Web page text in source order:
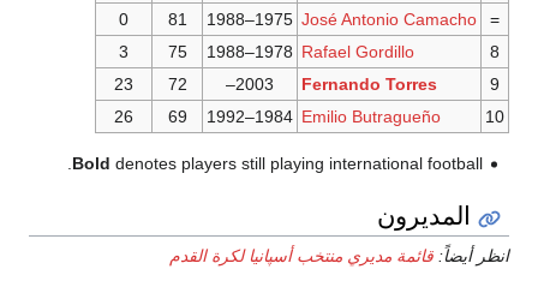
José Antonio
1975–1988
81
0
Rafael Gordillo
1978–1988
75
3
Fernando
2003–
72
23
Emilio
1984–1992
69
26
Bolddenotes players still playing
مديري منتخب أسپانيا لكرة القدم